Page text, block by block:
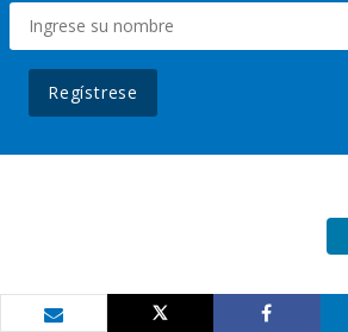
Regístrese